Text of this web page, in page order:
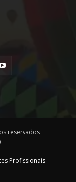
reservados
Profissionais